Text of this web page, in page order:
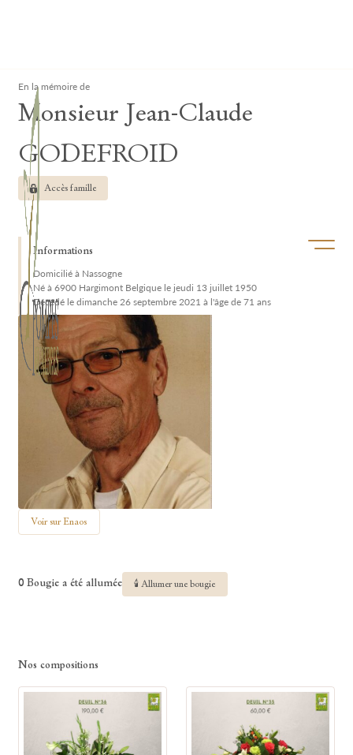
Ouvrir/
En la mémoire de
Monsieur Jean-Claude
GODEFROID
Accès famille
Informations
Domicilié à Nassogne
Né à 6900 Hargimont Belgique le jeudi 13 juillet 1950
Décédé le dimanche 26 septembre 2021 à l'âge de 71 ans
Voir sur Enaos
0 Bougie a été allumée 🕯 Allumer une bougie
Nos compositions